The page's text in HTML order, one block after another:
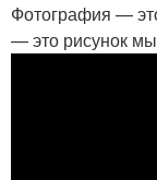
Фотография —
— это рисунок